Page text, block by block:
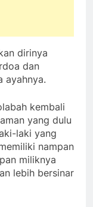
dirinya
dan
ayahnya.
kembali
yang dulu
laki yang
nampan
miliknya
lebih bersinar